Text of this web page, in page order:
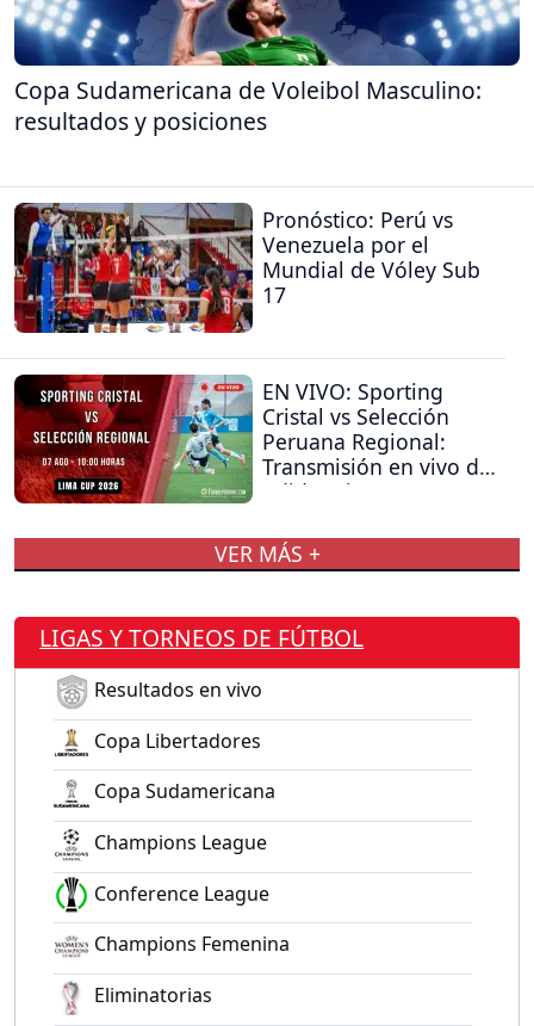
Copa Sudamericana de Voleibol Masculino:
resultados y posiciones
Pronóstico: Perú vs
Venezuela por el
Mundial de Vóley Sub
17
EN VIVO: Sporting
Cristal vs Selección
Peruana Regional:
Transmisión en vivo del
Adidas Lima Cup
VER MÁS +
LIGAS Y TORNEOS DE FÚTBOL
Resultados en vivo
Copa Libertadores
Copa Sudamericana
Champions League
Conference League
Champions Femenina
Eliminatorias